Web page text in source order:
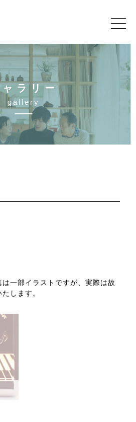
ャ ラ リ ー
ga l le ry
一部イラストですが、実際は故
します。
軒町2丁目3-1 エマブル六軒町
間：9:00～18:00
：土・日・祝日